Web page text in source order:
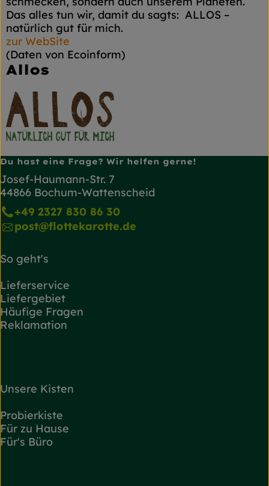
Das alles tun wir, damit du sagts: ALLOS –
natürlich gut für mich.
zur WebSite
(Daten von Ecoinform)
Allos
Du hast eine Frage? Wir helfen gerne!
Josef-Haumann-Str. 7
44866 Bochum-Wattenscheid
+49 2327 830 86 30
post@flottekarotte.de
So geht's
Lieferservice
Liefergebiet
Häufige Fragen
Reklamation
Unsere Kisten
Probierkiste
Für zu Hause
Für's Büro